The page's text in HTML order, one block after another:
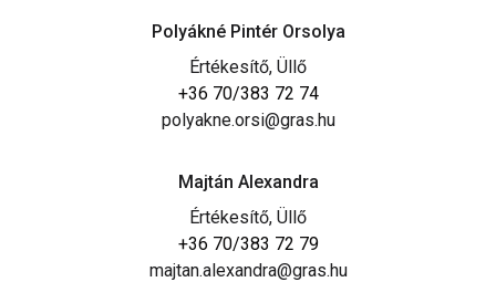
Polyákné Pintér Orsolya
Értékesítő, Üllő
+36 70/383 72 74
polyakne.orsi@gras.hu
Majtán Alexandra
Értékesítő, Üllő
+36 70/383 72 79
majtan.alexandra@gras.hu